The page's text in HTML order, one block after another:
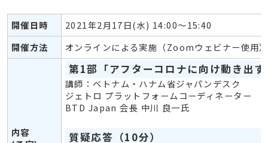
開催日時
2021年2月17日(水) 14:00～15:40
開催方法
オンラインによる実施（Zoomウェビナー使用）
内容
第1部「アフターコロナに向け動き出
講師：ベトナム・ハナム省ジャパンデスク
ジェトロ プラットフォームコーディネーター
BTD Japan 会長 中川 良一氏
質疑応答（10分）